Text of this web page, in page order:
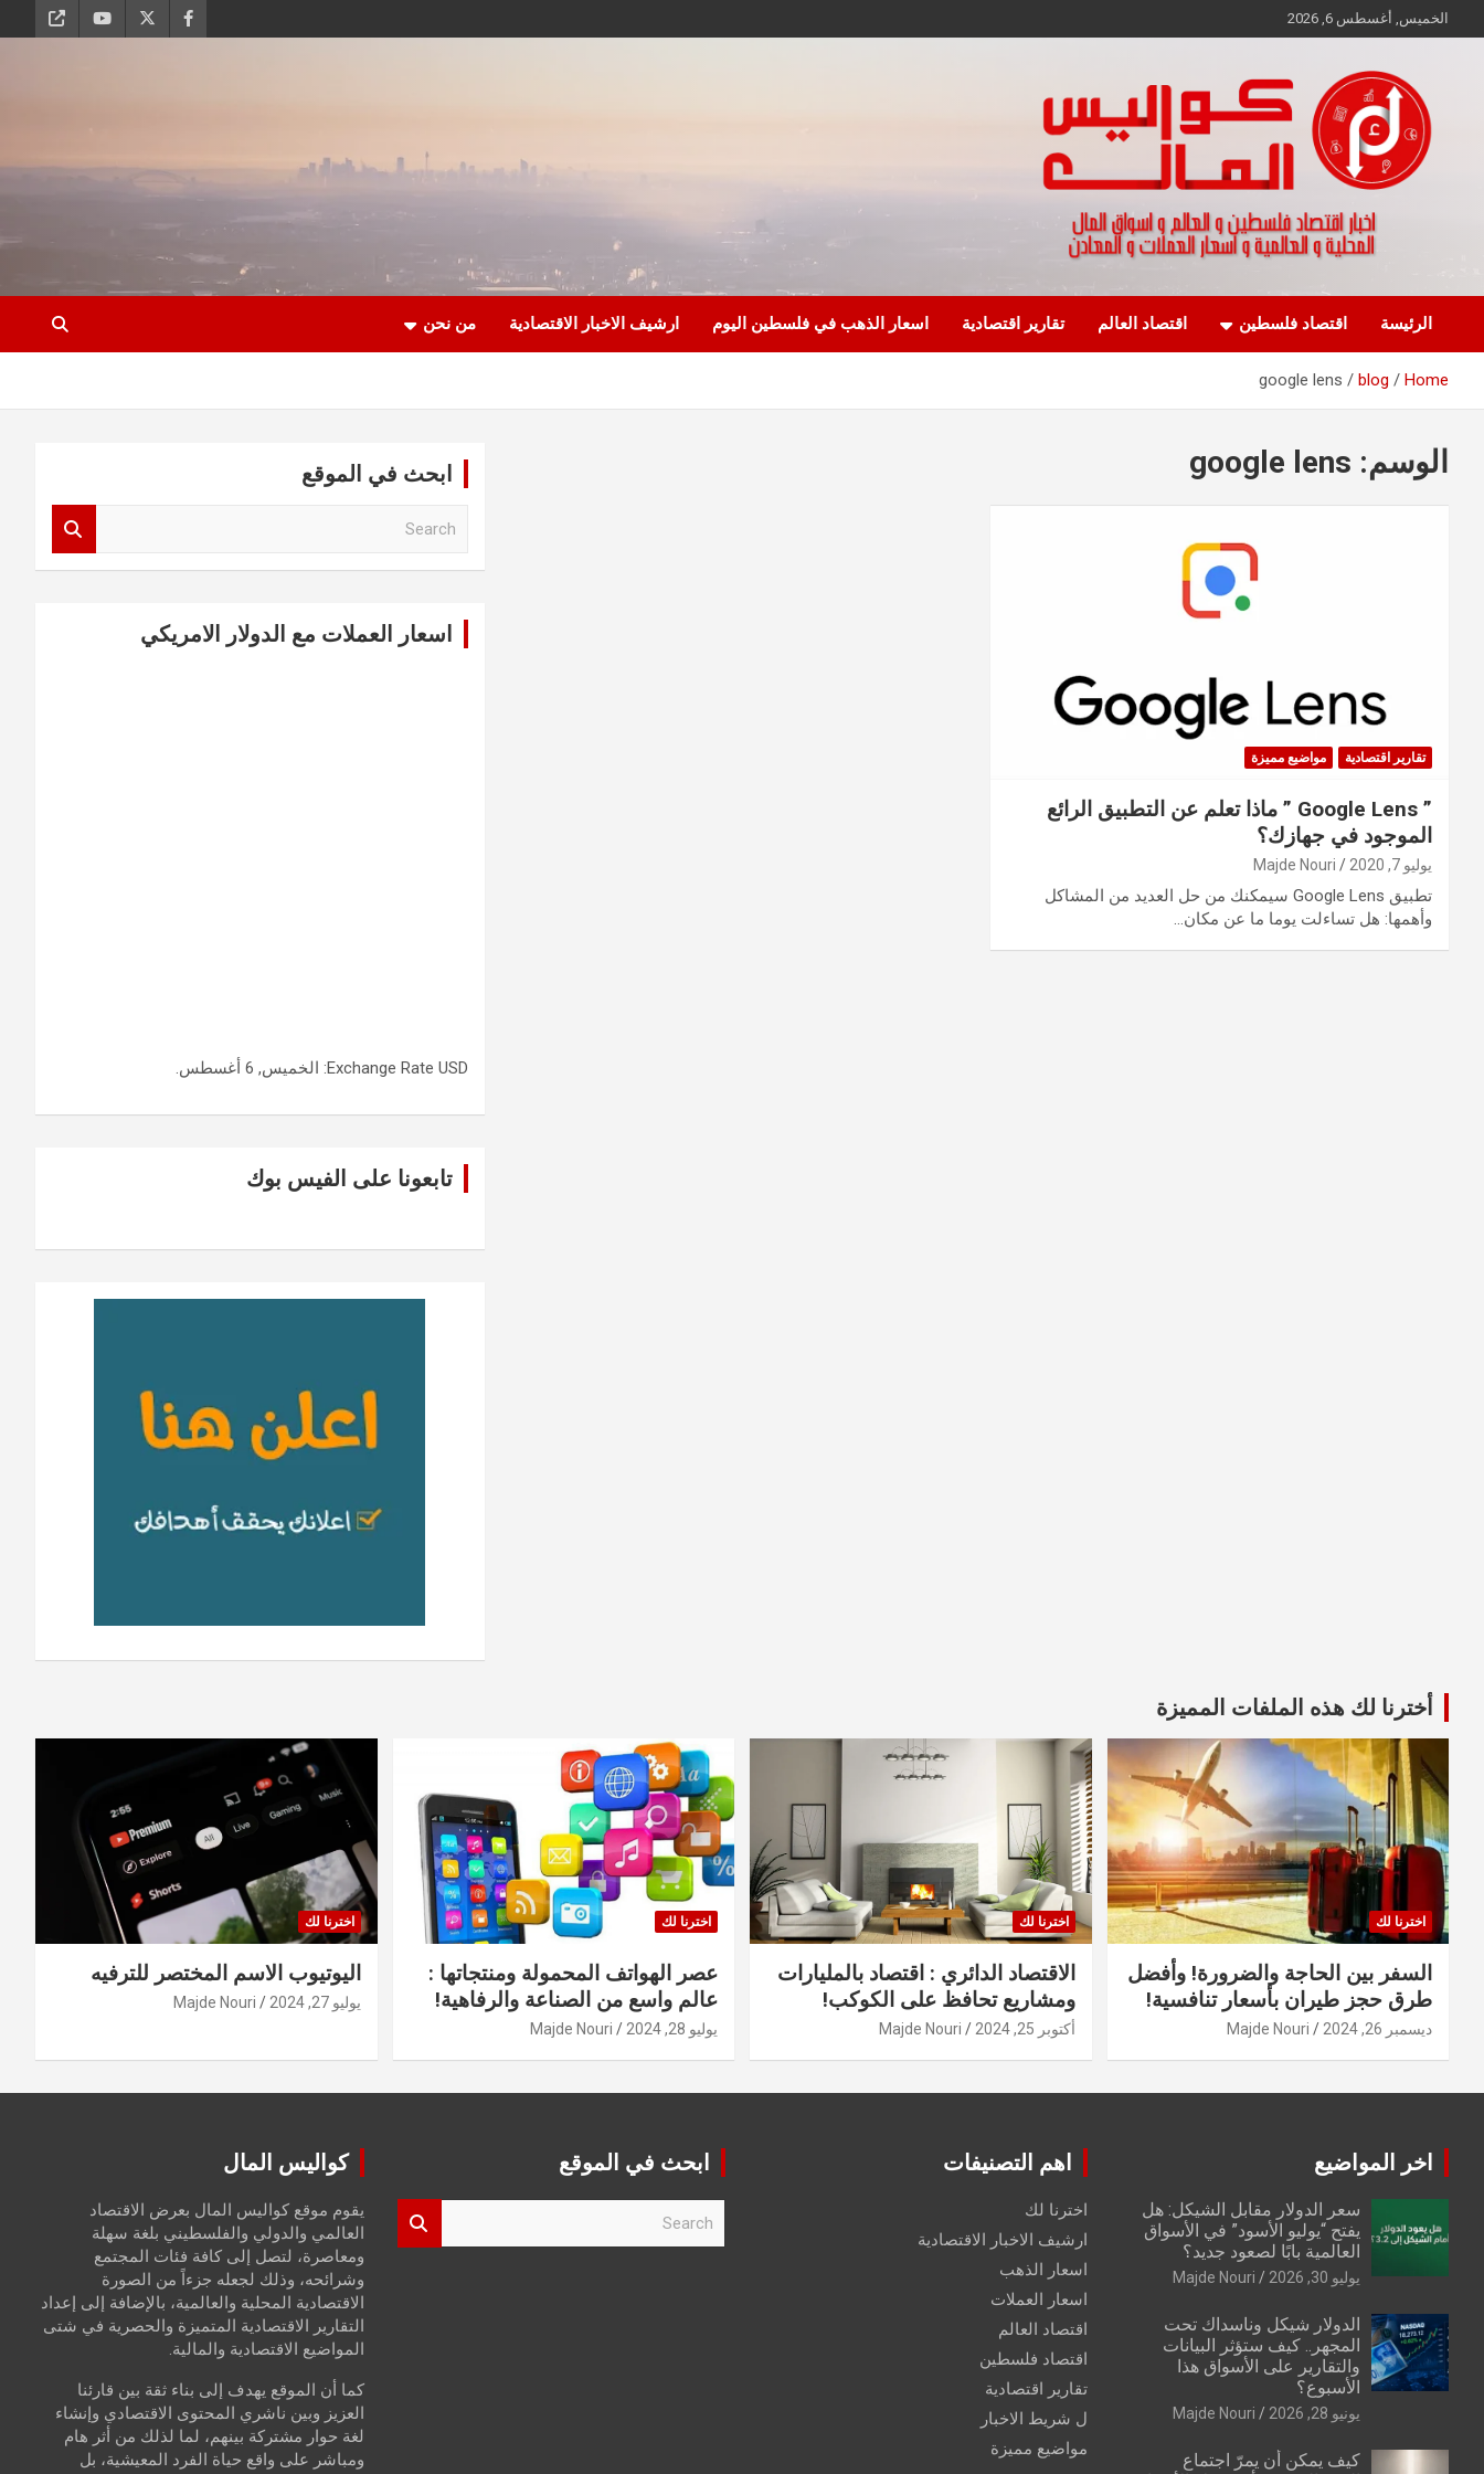
to
الخميس, أغسطس 6, 2026
كواليس المال
الرئيسة اقتصاد فلسطين اقتصاد العالم تقارير اقتصادية اسعار الذهب في فلسطين اليوم ارشيف الاخبار الاقتصادية من نحن
Home
blog
google lens
الوسم: google lens
تقارير اقتصادية مواضيع مميزة
” Google Lens ” ماذا تعلم عن التطبيق الرائع
الموجود في جهازك؟
يوليو 7, 2020 Majde Nouri
تطبيق Google Lens سيمكنك من حل العديد من المشاكل
وأهمها: هل تساءلت يوما ما عن مكان…
ابحث في الموقع
اسعار العملات مع الدولار الامريكي
Exchange Rate USD : الخميس, 6 أغسطس.
تابعونا على الفيس بوك
أخترنا لك هذه الملفات المميزة
اخترنا لك
السفر بين الحاجة والضرورة! وأفضل
طرق حجز طيران بأسعار تنافسية!
ديسمبر 26, 2024 Majde Nouri
اخترنا لك
الاقتصاد الدائري : اقتصاد بالمليارات
ومشاريع تحافظ على الكوكب!
أكتوبر 25, 2024 Majde Nouri
اخترنا لك
عصر الهواتف المحمولة ومنتجاتها :
عالم واسع من الصناعة والرفاهية!
يوليو 28, 2024 Majde Nouri
اخترنا لك
اليوتيوب الاسم المختصر للترفيه
يوليو 27, 2024 Majde Nouri
اخر المواضيع
سعر الدولار مقابل الشيكل: هل
يفتح “يوليو الأسود” في الأسواق
العالمية بابًا لصعود جديد؟
يوليو 30, 2026 Majde Nouri
الدولار شيكل وناسداك تحت
المجهر.. كيف ستؤثر البيانات
والتقارير على الأسواق هذا
الأسبوع؟
يونيو 28, 2026 Majde Nouri
كيف يمكن أن يمرّ اجتماع
اهم التصنيفات
اخترنا لك
ارشيف الاخبار الاقتصادية
اسعار الذهب
اسعار العملات
اقتصاد العالم
اقتصاد فلسطين
تقارير اقتصادية
ل شريط الاخبار
مواضيع مميزة
ابحث في الموقع كواليس المال
يقوم موقع كواليس المال بعرض الاقتصاد
العالمي والدولي والفلسطيني بلغة سهلة
ومعاصرة، لتصل إلى كافة فئات المجتمع
وشرائحه، وذلك لجعله جزءاً من الصورة
الاقتصادية المحلية والعالمية، بالإضافة إلى إعداد
التقارير الاقتصادية المتميزة والحصرية في شتى
المواضيع الاقتصادية والمالية.
كما أن الموقع يهدف إلى بناء ثقة بين قارئنا
العزيز وبين ناشري المحتوى الاقتصادي وإنشاء
لغة حوار مشتركة بينهم، لما لذلك من أثر هام
ومباشر على واقع حياة الفرد المعيشية، بل